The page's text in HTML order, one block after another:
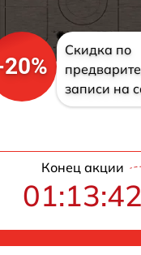
Скидка по
записи на
Конец акции
01:13:41